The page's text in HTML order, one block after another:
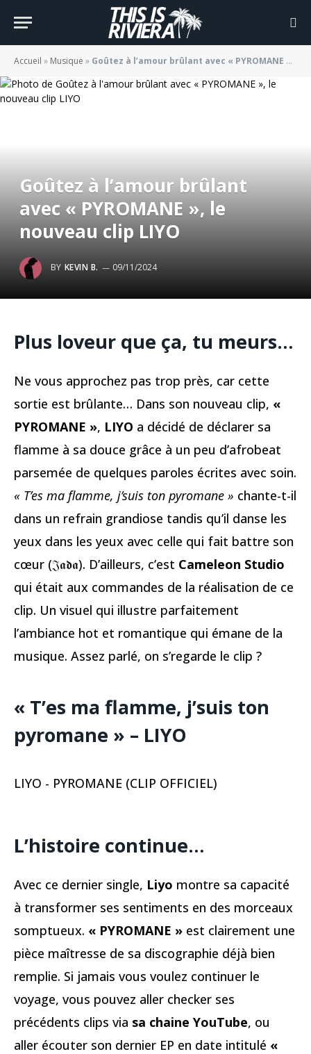
Accueil » Musique » Goûtez à l’amour brûlant avec « PYROMANE », le nouveau clip LIYO
Goûtez à l’amour brûlant
avec « PYROMANE », le
nouveau clip LIYO
BY KEVIN B. 09/11/2024
Plus loveur que ça, tu meurs…
Ne vous approchez pas trop près, car cette
sortie est brûlante… Dans son nouveau clip, «
PYROMANE », LIYO a décidé de déclarer sa
flamme à sa douce grâce à un peu d’afrobeat
parsemée de quelques paroles écrites avec soin.
« T’es ma flamme, j’suis ton pyromane » chante-t-il
dans un refrain grandiose tandis qu’il danse les
yeux dans les yeux avec celle qui fait battre son
cœur (𝔍𝖆𝖉𝖆). D’ailleurs, c’est Cameleon Studio
qui était aux commandes de la réalisation de ce
clip. Un visuel qui illustre parfaitement
l’ambiance hot et romantique qui émane de la
musique. Assez parlé, on s’regarde le clip ?
« T’es ma flamme, j’suis ton
pyromane » – LIYO
LIYO - PYROMANE (CLIP OFFICIEL)
L’histoire continue…
Avec ce dernier single, Liyo montre sa capacité
à transformer ses sentiments en des morceaux
somptueux. « PYROMANE » est clairement une
pièce maîtresse de sa discographie déjà bien
remplie. Si jamais vous voulez continuer le
voyage, vous pouvez aller checker ses
précédents clips via sa chaine YouTube, ou
aller écouter son dernier EP en date intitulé «